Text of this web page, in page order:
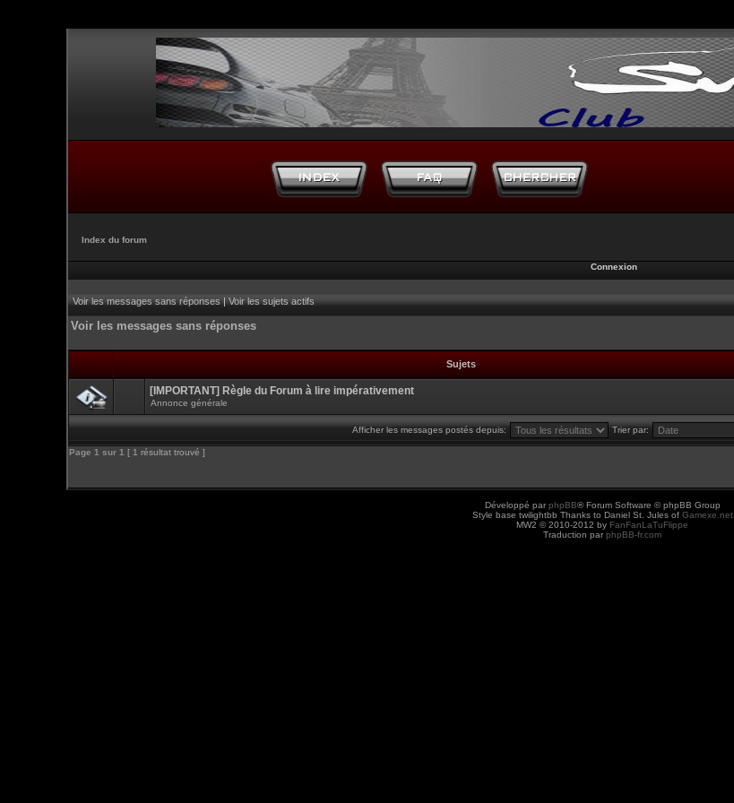
Index du forum
Connexion
Voir les messages sans réponses|Voir les sujets actifs
Voir les messages sans réponses
Sujets
[IMPORTANT] Règle du Forum à lire impérativement
Annonce générale
Afficher les messages postés depuis: Trier par:
Page 1 sur 1 [ 1 résultat trouvé ]
Développé par phpBB® Forum Software © phpBB Group
Style base twilightbb Thanks to Daniel St. Jules of Gamexe.net
MW2 © 2010-2012 by FanFanLaTuFlippe
Traduction par phpBB-fr.com